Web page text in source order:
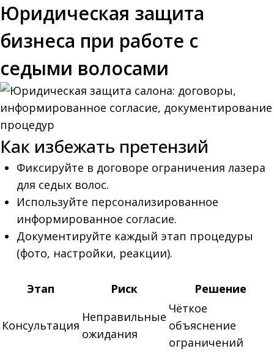
Юридическая защита
бизнеса при работе с
седыми волосами
Как избежать претензий
Фиксируйте в договоре ограничения лазера
для седых волос.
Используйте персонализированное
информированное согласие.
Документируйте каждый этап процедуры
(фото, настройки, реакции).
Этап Риск Решение
Консультация
Неправильные
ожидания
Чёткое
объяснение
ограничений